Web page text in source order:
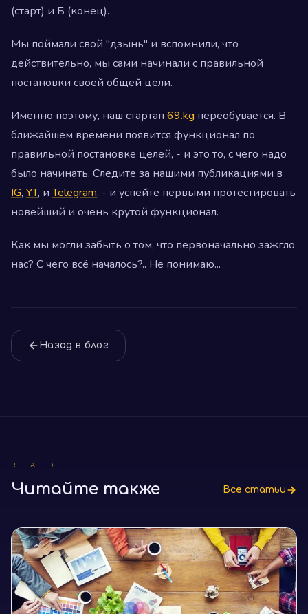
(старт) и Б (конец).
Мы поймали свой "дзынь" и вспомнили, что
действительно, мы сами начинали с правильной
постановки своей общей цели.
Именно поэтому, наш стартап 69.kg переобувается. В
ближайшем времени появится функционал по
правильной постановке целей, - и это то, с чего надо
было начинать. Следите за нашими публикациями в
IG, YT, иTelegram, - и успейте первыми протестировать
новейший и очень крутой функционал.
Как мы могли забыть о том, что первоначально зажгло
нас? С чего всё началось?.. Не понимаю...
Назад в блог
RELATED
Читайте также Все статьи